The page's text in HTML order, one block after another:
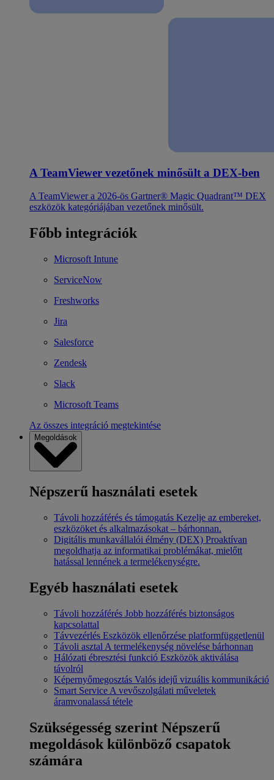
A TeamViewer vezetőnek minősült a DEX-ben
A TeamViewer a 2026-ös Gartner® Magic Quadrant™ DEX
eszközök kategóriájában vezetőnek minősült.
Főbb integrációk
Microsoft Intune
ServiceNow
Freshworks
Jira
Salesforce
Zendesk
Slack
Microsoft Teams
Az összes integráció megtekintése
Megoldások
Népszerű használati esetek
Távoli hozzáférés és támogatás Kezelje az embereket,
eszközöket és alkalmazásokat – bárhonnan.
Digitális munkavállalói élmény (DEX) Proaktívan
megoldhatja az informatikai problémákat, mielőtt
hatással lennének a termelékenységre.
Egyéb használati esetek
Távoli hozzáférés Jobb hozzáférés biztonságos
kapcsolattal
Távvezérlés Eszközök ellenőrzése platformfüggetlenül
Távoli asztal A termelékenység növelése bárhonnan
Hálózati ébresztési funkció Eszközök aktiválása
távolról
Képernyőmegosztás Valós idejű vizuális kommunikáció
Smart Service A vevőszolgálati műveletek
áramvonalassá tétele
Szükségesség szerint Népszerű
megoldások különböző csapatok
számára